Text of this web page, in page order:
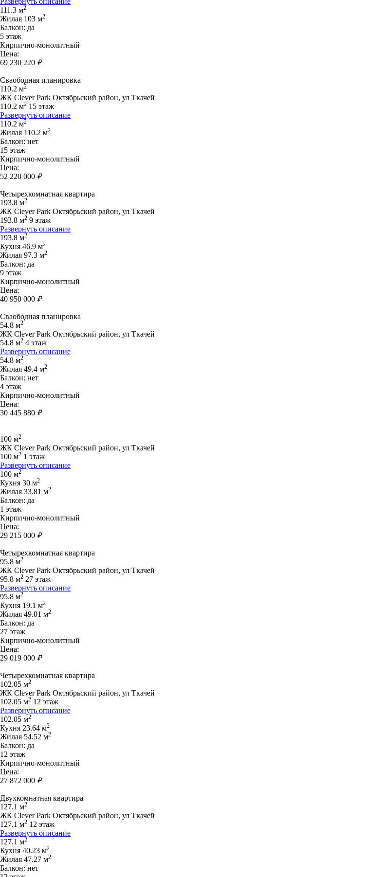
111.3 м2
Жилая 103 м2
Балкон: да
5 этаж
Кирпично-монолитный
Цена:
69 230 220 ₽
Сваободная планировка
110.2 м2
ЖК Clever Park Октябрьский район, ул Ткачей
110.2 м2 15 этаж
Развернуть описание
110.2 м2
Жилая 110.2 м2
Балкон: нет
15 этаж
Кирпично-монолитный
Цена:
52 220 000 ₽
Четырехкомнатная квартира
193.8 м2
ЖК Clever Park Октябрьский район, ул Ткачей
193.8 м2 9 этаж
Развернуть описание
193.8 м2
Кухня 46.9 м2
Жилая 97.3 м2
Балкон: да
9 этаж
Кирпично-монолитный
Цена:
40 950 000 ₽
Сваободная планировка
54.8 м2
ЖК Clever Park Октябрьский район, ул Ткачей
54.8 м2 4 этаж
Развернуть описание
54.8 м2
Жилая 49.4 м2
Балкон: нет
4 этаж
Кирпично-монолитный
Цена:
30 445 880 ₽
100 м2
ЖК Clever Park Октябрьский район, ул Ткачей
100 м2 1 этаж
Развернуть описание
100 м2
Кухня 30 м2
Жилая 33.81 м2
Балкон: да
1 этаж
Кирпично-монолитный
Цена:
29 215 000 ₽
Четырехкомнатная квартира
95.8 м2
ЖК Clever Park Октябрьский район, ул Ткачей
95.8 м2 27 этаж
Развернуть описание
95.8 м2
Кухня 19.1 м2
Жилая 49.01 м2
Балкон: да
27 этаж
Кирпично-монолитный
Цена:
29 019 000 ₽
Четырехкомнатная квартира
102.05 м2
ЖК Clever Park Октябрьский район, ул Ткачей
102.05 м2 12 этаж
Развернуть описание
102.05 м2
Кухня 23.64 м2
Жилая 54.52 м2
Балкон: да
12 этаж
Кирпично-монолитный
Цена:
27 872 000 ₽
Двухкомнатная квартира
127.1 м2
ЖК Clever Park Октябрьский район, ул Ткачей
127.1 м2 12 этаж
Развернуть описание
127.1 м2
Кухня 40.23 м2
Жилая 47.27 м2
Балкон: нет